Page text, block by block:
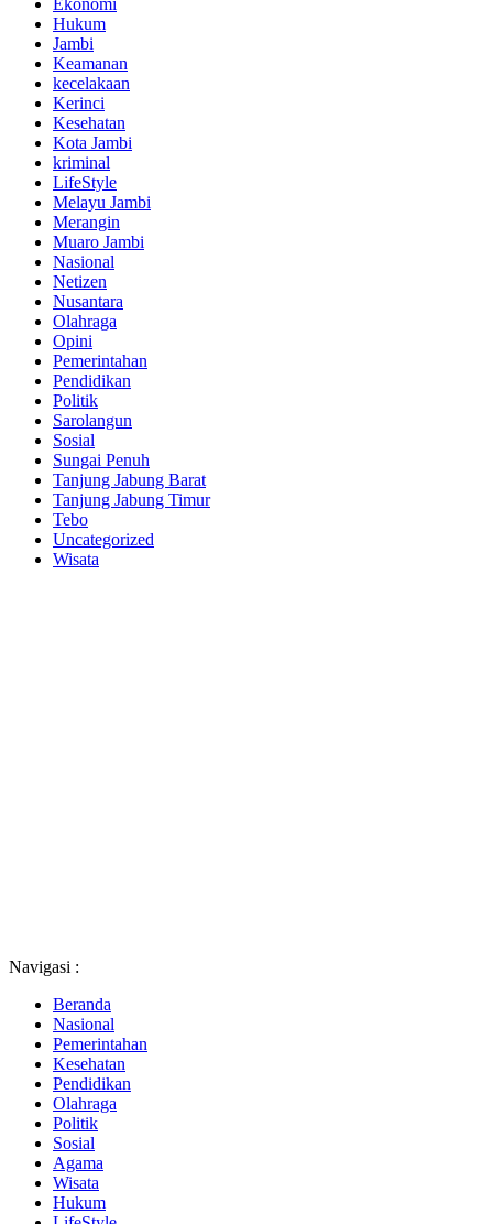
Hukum
Jambi
Keamanan
kecelakaan
Kerinci
Kesehatan
Kota Jambi
kriminal
LifeStyle
Melayu Jambi
Merangin
Muaro Jambi
Nasional
Netizen
Nusantara
Olahraga
Opini
Pemerintahan
Pendidikan
Politik
Sarolangun
Sosial
Sungai Penuh
Tanjung Jabung Barat
Tanjung Jabung Timur
Tebo
Uncategorized
Wisata
Navigasi :
Beranda
Nasional
Pemerintahan
Kesehatan
Pendidikan
Olahraga
Politik
Sosial
Agama
Wisata
Hukum